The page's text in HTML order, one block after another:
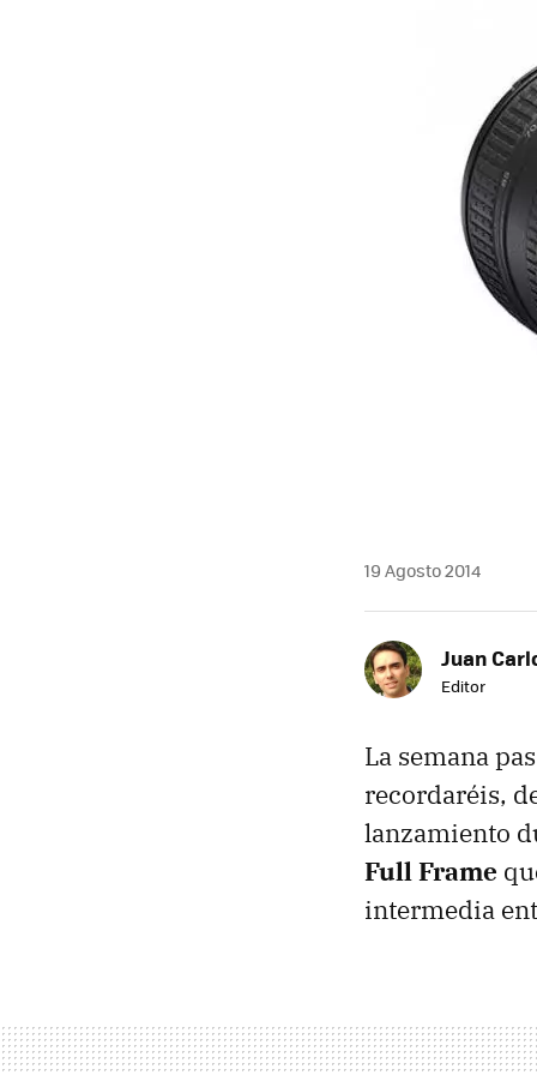
19 Agosto 2014
Juan
Editor
La semana
recordaréis,
lanzamiento
Full Frame
intermedia